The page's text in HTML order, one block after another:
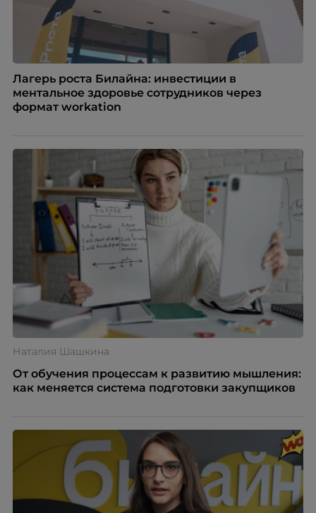
Лагерь роста Билайна: инвестиции в
ментальное здоровье сотрудников через
формат workation
Наталия Шашкина
От обучения процессам к развитию мышления:
как меняется система подготовки закупщиков